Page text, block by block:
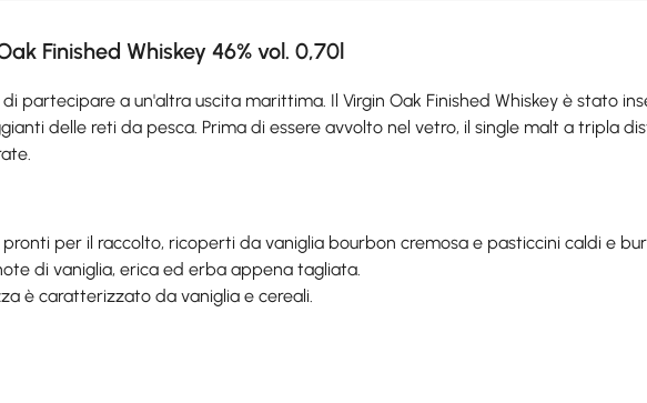
Finished Whiskey 46% vol. 0,70l
partecipare a un'altra uscita marittima. Il Virgin Oak Finished Whiskey è stato
delle reti da pesca. Prima di essere avvolto nel vetro, il single malt a tripla
per il raccolto, ricoperti da vaniglia bourbon cremosa e pasticcini caldi e
di vaniglia, erica ed erba appena tagliata.
è caratterizzato da vaniglia e cereali.